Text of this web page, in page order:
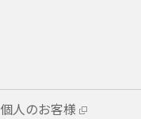
個人のお客様